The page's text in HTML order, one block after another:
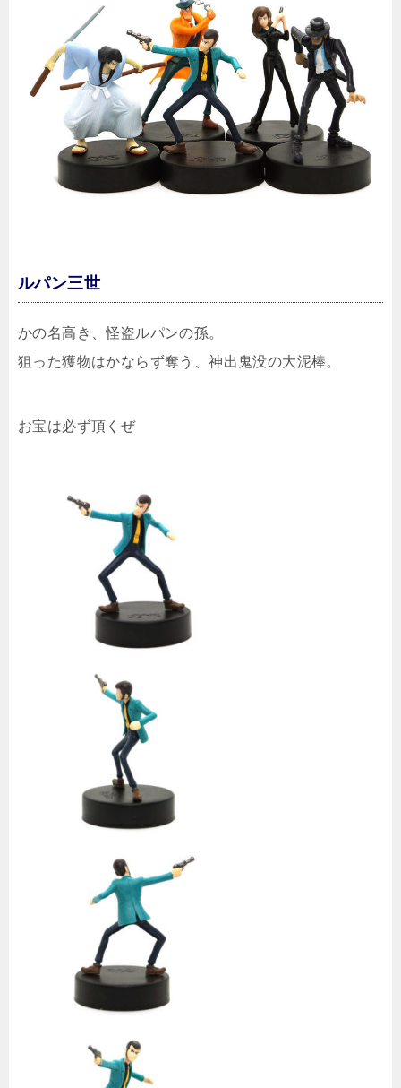
ルパン三世
かの名高き、怪盗ルパンの孫。
狙った獲物はかならず奪う、神出鬼没の大泥棒。
お宝は必ず頂くぜ